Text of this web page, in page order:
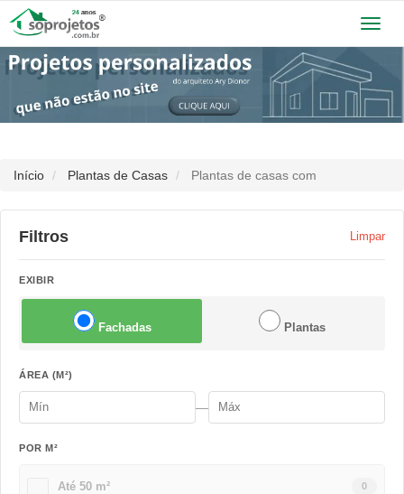
Início Plantas de Casas Plantas de casas com
Filtros Limpar
EXIBIR
Fachadas Plantas
ÁREA (M²)
—
POR M²
Até 50 m² 0